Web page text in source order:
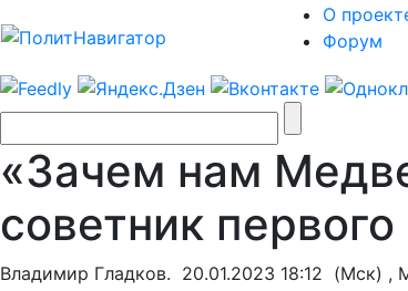
О
Форум
«Зачем нам
советник
Владимир Гладков. 20.01.2023 18:12 (Мск) ,